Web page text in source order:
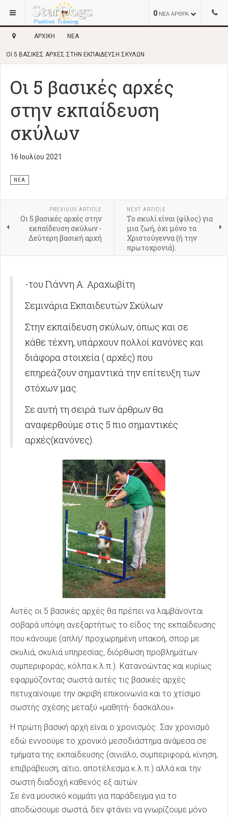
0 ΝΕΑ ΑΡΘΡΑ
ΑΡΧΙΚΉ ΝΈΑ
ΟΙ 5 ΒΑΣΙΚΈΣ ΑΡΧΈΣ ΣΤΗΝ ΕΚΠΑΊΔΕΥΣΗ ΣΚΎΛΩΝ
Οι 5 βασικές αρχές
στην εκπαίδευση
σκύλων
16 Ιουλίου 2021
ΝΈΑ
PREVIOUS ARTICLE
Οι 5 βασικές αρχές στην
εκπαίδευση σκύλων -
Δεύτερη βασική αρχή
NEXT ARTICLE
Το σκυλί είναι (φίλος) για
μια ζωή, όχι μόνο τα
Χριστούγεννα (ή την
πρωτοχρονιά).
-του Γιάννη Α. Αραχωβίτη
Σεμινάρια Εκπαιδευτών Σκύλων
Στην εκπαίδευση σκύλων, όπως και σε
κάθε τέχνη, υπάρχουν πολλοί κανόνες και
διάφορα στοιχεία ( αρχές) που
επηρεάζουν σημαντικά την επίτευξη των
στόχων μας.
Σε αυτή τη σειρά των άρθρων θα
αναφερθούμε στις 5 πιο σημαντικές
αρχές(κανόνες).
Αυτές οι 5 βασικές αρχές θα πρέπει να λαμβάνονται
σοβαρά υπόψη ανεξαρτήτως το είδος της εκπαίδευσης
που κάνουμε (απλή/ προχωρημένη υπακοή, σπορ με
σκυλιά, σκυλιά υπηρεσίας, διόρθωση προβλημάτων
συμπεριφοράς, κόλπα κ.λ.π.). Κατανοώντας και κυρίως
εφαρμόζοντας σωστά αυτές τις βασικές αρχές
πετυχαίνουμε την ακριβή επικοινωνία και το χτίσιμο
σωστής σχέσης μεταξύ «μαθητή- δασκάλου».
Η πρώτη βασική αρχή είναι ο χρονισμός. Σαν χρονισμό
εδώ εννοούμε το χρονικό μεσοδιάστημα ανάμεσα σε
τμήματα της εκπαίδευσης (σινιάλο, συμπεριφορά, κίνηση,
επιβράβευση, αίτιο, αποτέλεσμα κ.λ.π.) αλλά και την
σωστή διαδοχή καθενός εξ αυτών.
Σε ένα μουσικό κομμάτι για παράδειγμα για το
αποδώσουμε σωστά, δεν φτάνει να γνωρίζουμε μόνο